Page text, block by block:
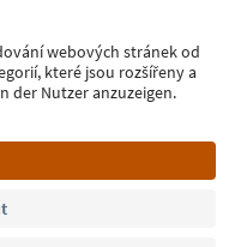
Tisk
MICE
Podmínky a ujednání
Tiráž